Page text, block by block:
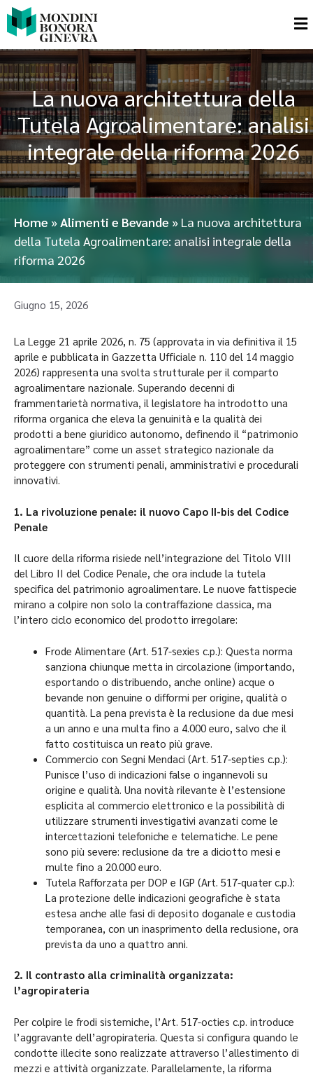
La nuova architettura della
Tutela Agroalimentare: analisi
integrale della riforma 2026
Home »Alimenti e Bevande » La nuova architettura
della Tutela Agroalimentare: analisi integrale della
riforma 2026
Giugno 15, 2026
La Legge 21 aprile 2026, n. 75 (approvata in via definitiva il 15
aprile e pubblicata in Gazzetta Ufficiale n. 110 del 14 maggio
2026) rappresenta una svolta strutturale per il comparto
agroalimentare nazionale. Superando decenni di
frammentarietà normativa, il legislatore ha introdotto una
riforma organica che eleva la genuinità e la qualità dei
prodotti a bene giuridico autonomo, definendo il “patrimonio
agroalimentare” come un asset strategico nazionale da
proteggere con strumenti penali, amministrativi e procedurali
innovativi.
1. La rivoluzione penale: il nuovo Capo II-bis del Codice
Penale
Il cuore della riforma risiede nell’integrazione del Titolo VIII
del Libro II del Codice Penale, che ora include la tutela
specifica del patrimonio agroalimentare. Le nuove fattispecie
mirano a colpire non solo la contraffazione classica, ma
l’intero ciclo economico del prodotto irregolare:
Frode Alimentare (Art. 517-sexies c.p.): Questa norma
sanziona chiunque metta in circolazione (importando,
esportando o distribuendo, anche online) acque o
bevande non genuine o difformi per origine, qualità o
quantità. La pena prevista è la reclusione da due mesi
a un anno e una multa fino a 4.000 euro, salvo che il
fatto costituisca un reato più grave.
Commercio con Segni Mendaci (Art. 517-septies c.p.):
Punisce l’uso di indicazioni false o ingannevoli su
origine e qualità. Una novità rilevante è l’estensione
esplicita al commercio elettronico e la possibilità di
utilizzare strumenti investigativi avanzati come le
intercettazioni telefoniche e telematiche. Le pene
sono più severe: reclusione da tre a diciotto mesi e
multe fino a 20.000 euro.
Tutela Rafforzata per DOP e IGP (Art. 517-quater c.p.):
La protezione delle indicazioni geografiche è stata
estesa anche alle fasi di deposito doganale e custodia
temporanea, con un inasprimento della reclusione, ora
prevista da uno a quattro anni.
2. Il contrasto alla criminalità organizzata:
l’agropirateria
Per colpire le frodi sistemiche, l’Art. 517-octies c.p. introduce
l’aggravante dell’agropirateria. Questa si configura quando le
condotte illecite sono realizzate attraverso l’allestimento di
mezzi e attività organizzate. Parallelamente, la riforma